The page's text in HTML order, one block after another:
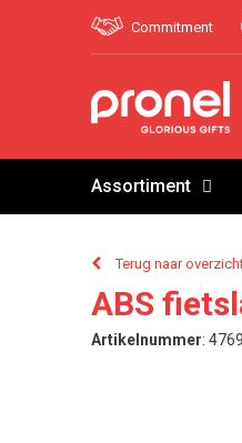
Commitment
Assortiment
Terug naar
ABS
Artikelnummer: